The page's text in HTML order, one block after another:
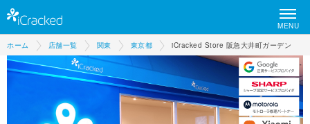
MENU
ホーム 店舗一覧 関東 東京都 iCracked Store 阪急大井町ガーデン